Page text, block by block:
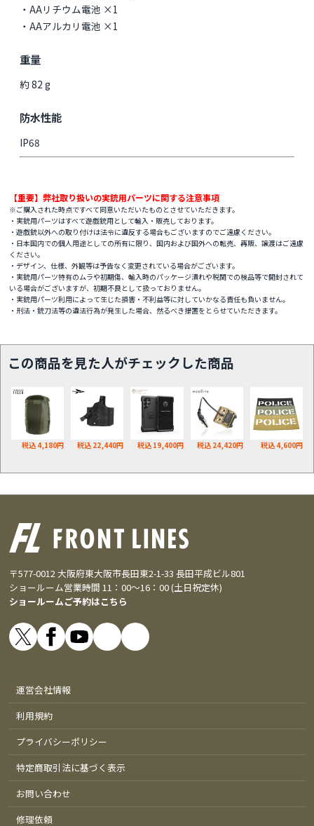
・AAリチウム電池 ×1
・AAアルカリ電池 ×1
重量
約 82 g
防水性能
IP68
【重要】弊社取り扱いの実銃用パーツに関する注意事項
※ご購入された時点ですべて同意いただいたものとさせていただきます。
・実銃用パーツはすべて遊戯銃用として輸入・販売しております。
・遊戯銃以外への取り付けは法令に違反する場合もございますのでご遠慮ください。
・日本国内での個人用途としての所有に限り、国内および国外への転売、再販、譲渡はご遠慮
ください。
・デザイン、仕様、外観等は予告なく変更されている場合がございます。
・実銃用パーツ特有のムラや初期傷、輸入時のパッケージ潰れや税関での検品等で開封されて
いる場合がございますが、初期不良として扱っておりません。
・実銃用パーツ利用によって生じた損害・不利益等に対していかなる責任も負いません。
・刑法・銃刀法等の違法行為が発生した場合、然るべき措置をとらせていただきます。
この商品を見た人がチェックした商品
税込 4,180円 税込 22,440円 税込 19,400円 税込 24,420円 税込 4,600円
〒577-0012 大阪府東大阪市長田東2-1-33 長田平成ビル801
ショールーム営業時間 11：00～16：00 (土日祝定休)
ショールームご予約はこちら
運営会社情報
利用規約
プライバシーポリシー
特定商取引法に基づく表示
お問い合わせ
修理依頼